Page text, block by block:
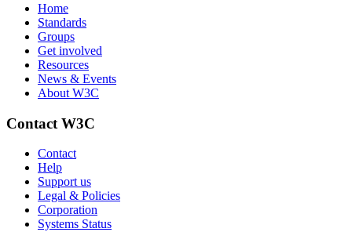
Home
Standards
Groups
Get involved
Resources
News & Events
About W3C
Contact W3C
Contact
Help
Support us
Legal & Policies
Corporation
Systems Status